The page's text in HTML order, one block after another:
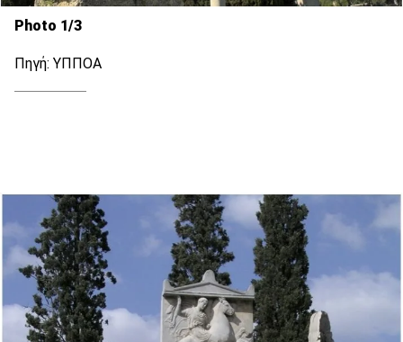
Photo 1/3
Πηγή: ΥΠΠΟΑ